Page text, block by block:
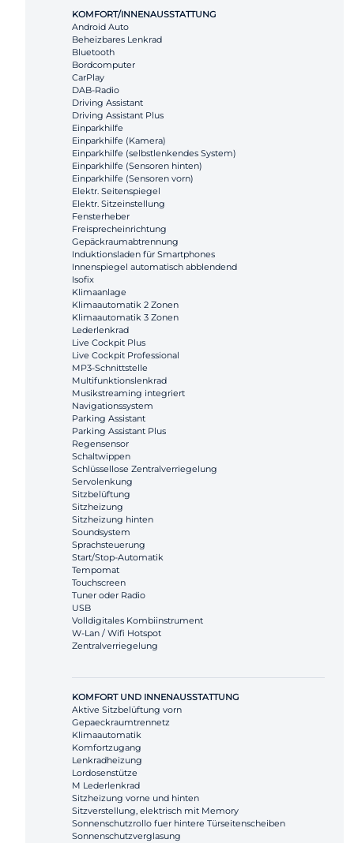
KOMFORT/INNENAUSSTATTUNG
Android Auto
Beheizbares Lenkrad
Bluetooth
Bordcomputer
CarPlay
DAB-Radio
Driving Assistant
Driving Assistant Plus
Einparkhilfe
Einparkhilfe (Kamera)
Einparkhilfe (selbstlenkendes System)
Einparkhilfe (Sensoren hinten)
Einparkhilfe (Sensoren vorn)
Elektr. Seitenspiegel
Elektr. Sitzeinstellung
Fensterheber
Freisprecheinrichtung
Gepäckraumabtrennung
Induktionsladen für Smartphones
Innenspiegel automatisch abblendend
Isofix
Klimaanlage
Klimaautomatik 2 Zonen
Klimaautomatik 3 Zonen
Lederlenkrad
Live Cockpit Plus
Live Cockpit Professional
MP3-Schnittstelle
Multifunktionslenkrad
Musikstreaming integriert
Navigationssystem
Parking Assistant
Parking Assistant Plus
Regensensor
Schaltwippen
Schlüssellose Zentralverriegelung
Servolenkung
Sitzbelüftung
Sitzheizung
Sitzheizung hinten
Soundsystem
Sprachsteuerung
Start/Stop-Automatik
Tempomat
Touchscreen
Tuner oder Radio
USB
Volldigitales Kombiinstrument
W-Lan / Wifi Hotspot
Zentralverriegelung
KOMFORT UND INNENAUSSTATTUNG
Aktive Sitzbelüftung vorn
Gepaeckraumtrennetz
Klimaautomatik
Komfortzugang
Lenkradheizung
Lordosenstütze
M Lederlenkrad
Sitzheizung vorne und hinten
Sitzverstellung, elektrisch mit Memory
Sonnenschutzrollo fuer hintere Türseitenscheiben
Sonnenschutzverglasung